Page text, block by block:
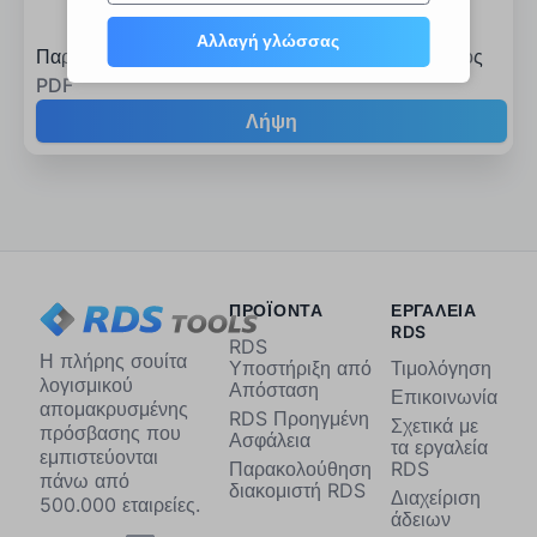
Αλλαγή γλώσσας
Παρακολούθηση διακομιστή RDS - Δελτίο προϊόντος
PDF
Λήψη
Η πλήρης σουίτα
λογισμικού
απομακρυσμένης
πρόσβασης που
εμπιστεύονται
πάνω από
500.000 εταιρείες.
ΠΡΟΪΟΝΤΑ
RDS
Υποστήριξη από
Απόσταση
RDS Προηγμένη
Ασφάλεια
Παρακολούθηση
διακομιστή RDS
ΕΡΓΑΛΕΙΑ
RDS
Τιμολόγηση
Επικοινωνία
Σχετικά με
τα εργαλεία
RDS
Διαχείριση
άδειων